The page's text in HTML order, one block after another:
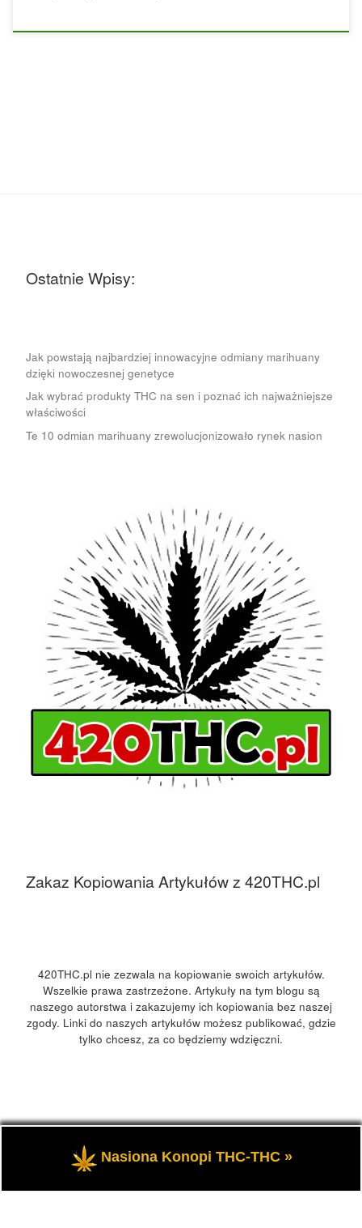
Ostatnie Wpisy:
Jak powstają najbardziej innowacyjne odmiany marihuany
dzięki nowoczesnej genetyce
Jak wybrać produkty THC na sen i poznać ich najważniejsze
właściwości
Te 10 odmian marihuany zrewolucjonizowało rynek nasion
Zakaz Kopiowania Artykułów z 420THC.pl
420THC.pl nie zezwala na kopiowanie swoich artykułów.
Wszelkie prawa zastrzeżone. Artykuły na tym blogu są
naszego autorstwa i zakazujemy ich kopiowania bez naszej
zgody. Linki do naszych artykułów możesz publikować, gdzie
tylko chcesz, za co będziemy wdzięczni.
420Polska, 420THC.pl
– Wszelkie prawa zastrzeżone
- Kultura marihuany, konopi 420 w Polsce i na świecie.
Nasiona Konopi THC-THC »